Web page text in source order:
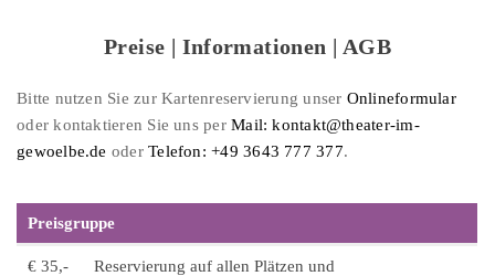
Preise | Informationen | AGB
Bitte nutzen Sie zur Kartenreservierung unser Onlineformular
oder kontaktieren Sie uns perMail: kontakt@theater-im-
gewoelbe.de oderTelefon: +49 3643 777 377.
Preisgruppe
€ 35,-
Reservierung auf allen Plätzen und